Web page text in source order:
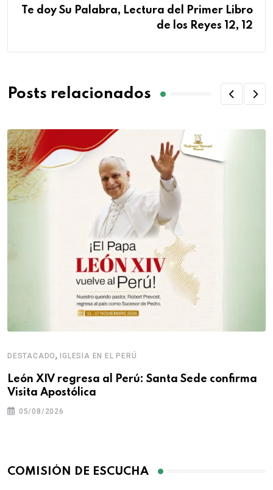
Te doy Su Palabra, Lectura del Primer Libro
de los Reyes 12, 12
Posts relacionados
DESTACADO,IGLESIA EN EL PERÚ
León XIV regresa al Perú: Santa Sede confirma
Visita Apostólica
05/08/2026
COMISIÓN DE ESCUCHA